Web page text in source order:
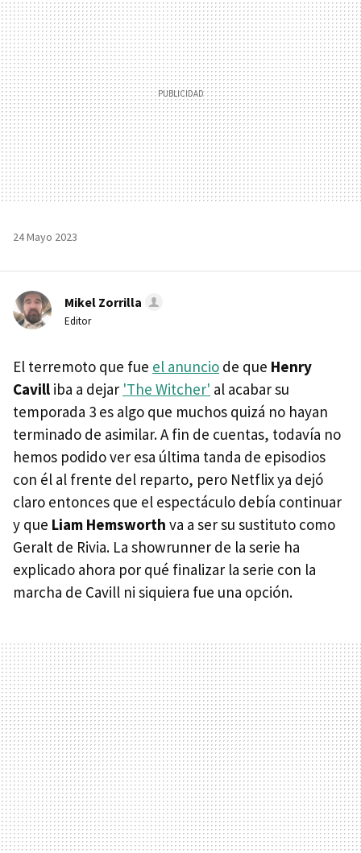
24 Mayo 2023
Mikel Zorrilla
Editor
El terremoto que fue el anuncio de que Henry
Cavill iba a dejar 'The Witcher' al acabar su
temporada 3 es algo que muchos quizá no hayan
terminado de asimilar. A fin de cuentas, todavía no
hemos podido ver esa última tanda de episodios
con él al frente del reparto, pero Netflix ya dejó
claro entonces que el espectáculo debía continuar
y que Liam Hemsworth va a ser su sustituto como
Geralt de Rivia. La showrunner de la serie ha
explicado ahora por qué finalizar la serie con la
marcha de Cavill ni siquiera fue una opción.